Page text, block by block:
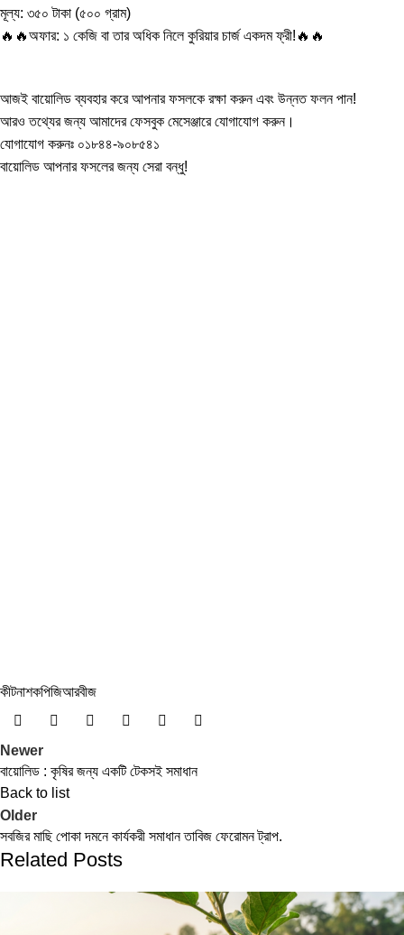
মূল্য: ৩৫০ টাকা (৫০০ গ্রাম)
🔥🔥অফার: ১ কেজি বা তার অধিক নিলে কুরিয়ার চার্জ একদম ফ্রী!🔥🔥
আজই বায়োলিড ব্যবহার করে আপনার ফসলকে রক্ষা করুন এবং উন্নত ফলন পান!
আরও তথ্যের জন্য আমাদের ফেসবুক মেসেঞ্জারে যোগাযোগ করুন।
যোগাযোগ করুনঃ ০১৮৪৪-৯০৮৫৪১
বায়োলিড আপনার ফসলের জন্য সেরা বন্ধু!
কীটনাশকপিজিআরবীজ
Newer
বায়োলিড : কৃষির জন্য একটি টেকসই সমাধান
Back to list
Older
সবজির মাছি পোকা দমনে কার্যকরী সমাধান তাবিজ ফেরোমন ট্রাপ.
Related Posts